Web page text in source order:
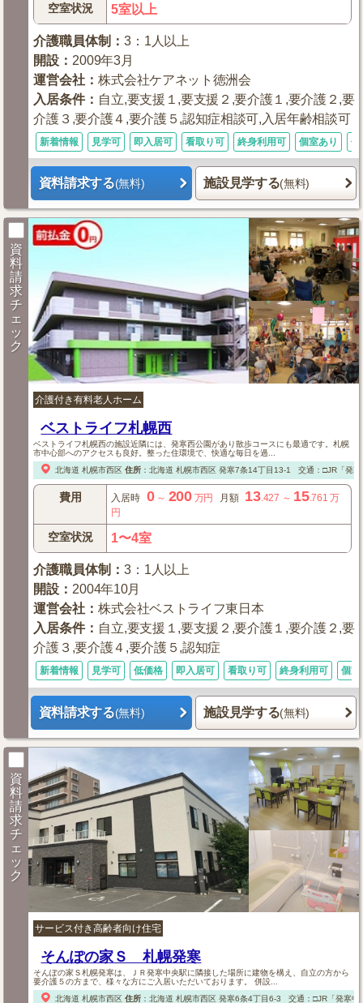
空室状況 5室以上
介護職員体制 ：3：1人以上
開設 ： 2009年3月
運営会社 ：株式会社ケアネット徳洲会
入居条件： 自立,要支援１,要支援２,要介護１,要介護２,要
介護３,要介護４,要介護５,認知症相談可,入居年齢相談可
新着情報 見学可 即入居可 看取り可 終身利用可 個室あり 体
資料請求する(無料) 施設見学する(無料)
資
料
請
求
チ
ェ
ッ
ク
介護付き有料老人ホーム
ベストライフ札幌西
ベストライフ札幌西の施設近隣には、発寒西公園があり散歩コースにも最適です。札幌
市中心部へのアクセスも良好。整った住環境で、快適な毎日を過...
北海道 札幌市西区 住所： 北海道 札幌市西区発寒7条14丁目13-1 交通：□JR「発
費用 入居時 0～ 200 万円 月額 13.427 ～ 15.761 万
円
空室状況 1〜4室
介護職員体制 ：3：1人以上
開設 ： 2004年10月
運営会社 ：株式会社ベストライフ東日本
入居条件： 自立,要支援１,要支援２,要介護１,要介護２,要
介護３,要介護４,要介護５,認知症
新着情報 見学可 低価格 即入居可 看取り可 終身利用可 個室
資料請求する(無料) 施設見学する(無料)
資
料
請
求
チ
ェ
ッ
ク
サービス付き高齢者向け住宅
そんぽの家Ｓ 札幌発寒
そんぽの家Ｓ札幌発寒は、ＪＲ発寒中央駅に隣接した場所に建物を構え、自立の方から
要介護５の方まで、様々な方にご入居いただいております。 併設...
北海道 札幌市西区 住所： 北海道 札幌市西区発寒6条4丁目6-3 交通：□JR「発寒中